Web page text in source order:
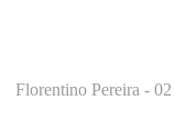
Florentino Pereira - 02